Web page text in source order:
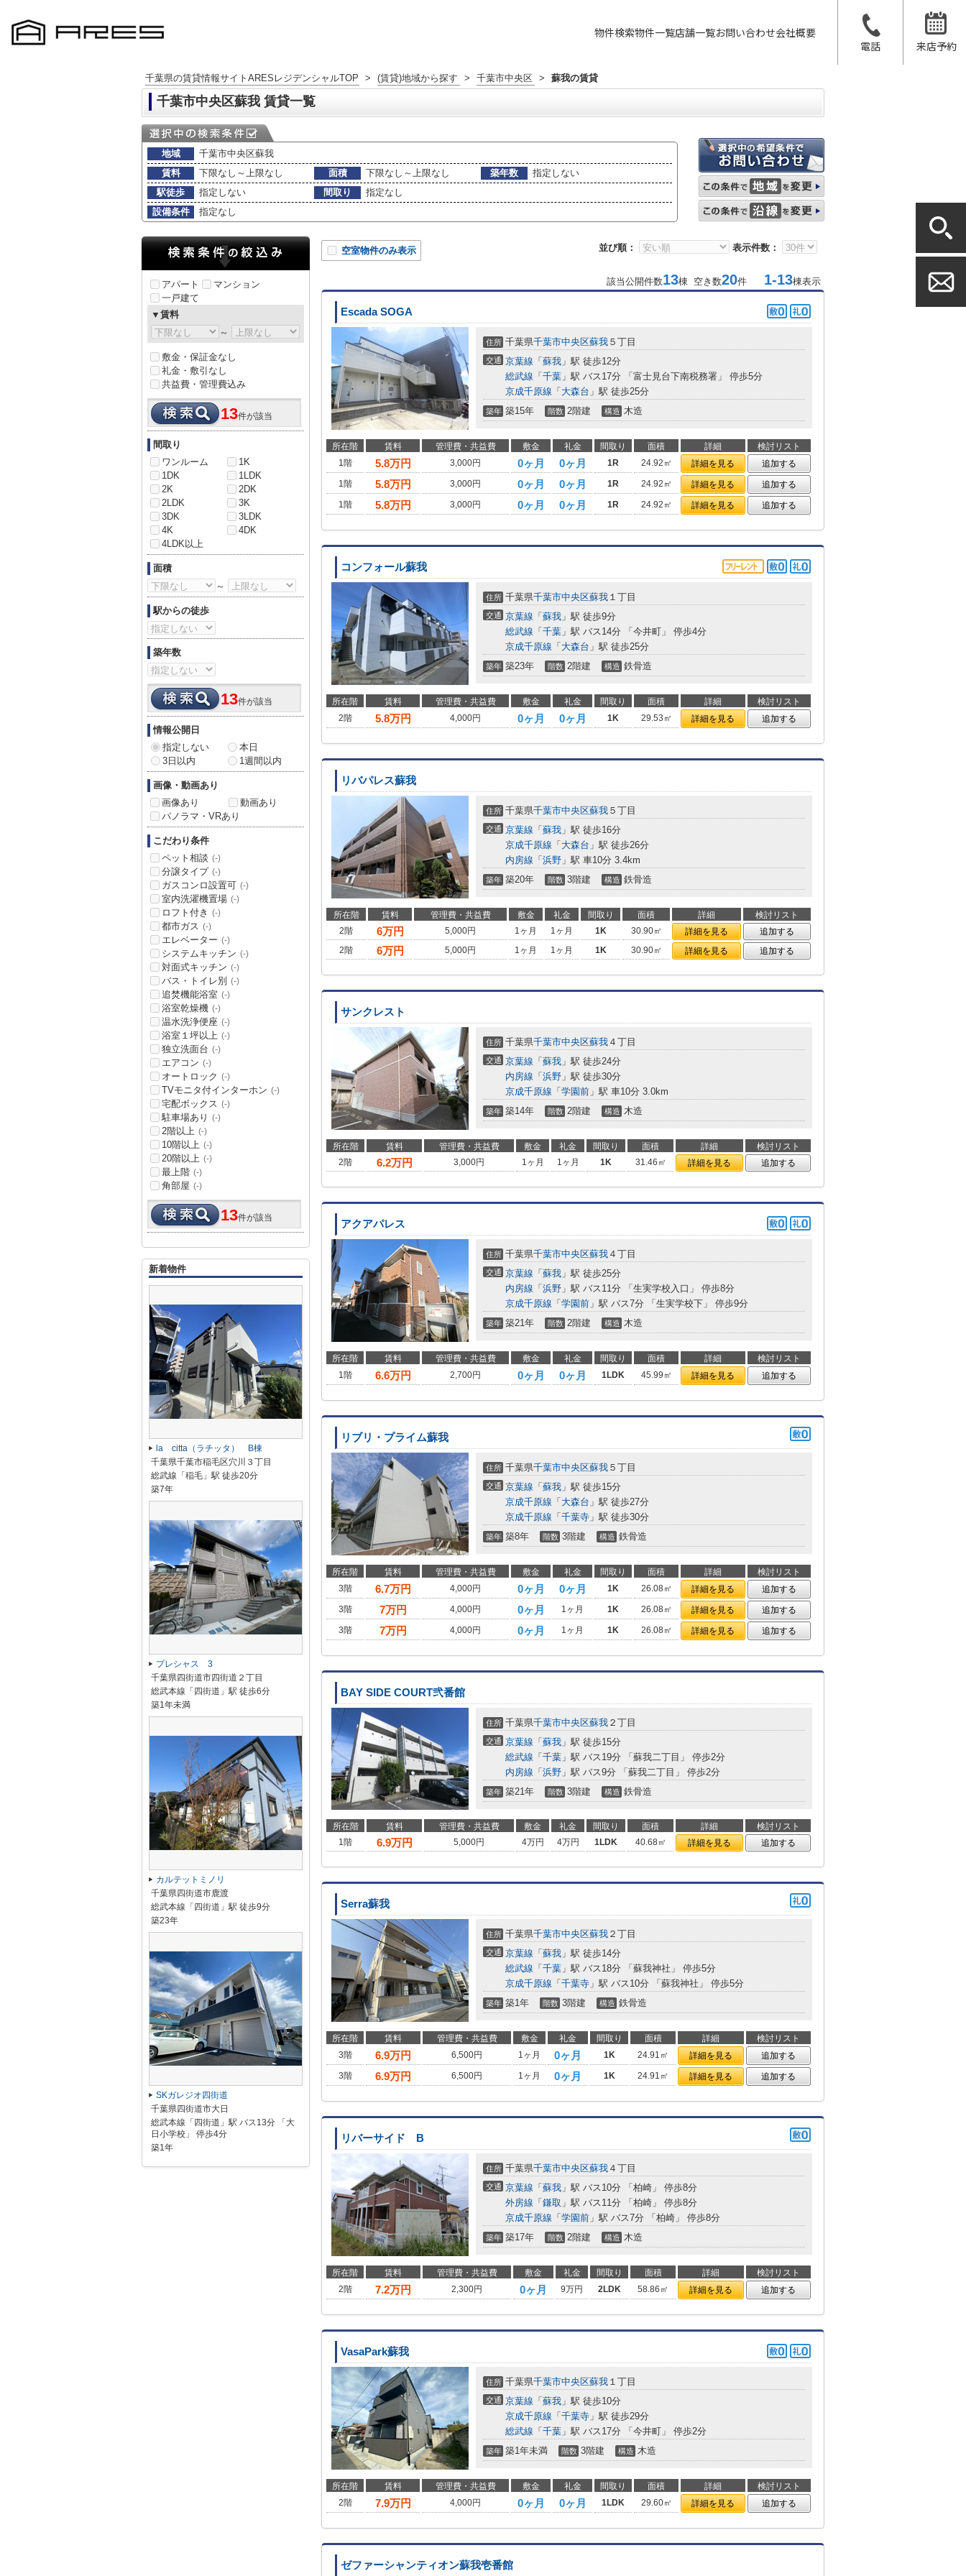
物件検索物件一覧店舗一覧お問い合わせ会社概要
電話
来店予約
千葉県の賃貸情報サイトARESレジデンシャルTOP > (賃貸)地域から探す > 千葉市中央区 > 蘇我の賃貸
千葉市中央区蘇我 賃貸一覧
地域
千葉市中央区蘇我
賃料
下限なし～上限なし 面積 下限なし～上限なし 築年数
指定しない
駅徒歩
指定しない 間取り
指定なし
設備条件
指定なし
並び順： 表示件数：
空室物件のみ表示
該当公開件数13棟 空き数20件 1-13棟表示
Escada SOGA
住所 千葉県千葉市中央区蘇我 ５丁目
交通 京葉線 「 蘇我 」駅 徒歩12分
総武線 「 千葉 」駅 バス17分 「富士見台下南税務署」 停歩5分
京成千原線 「 大森台 」駅 徒歩25分
築年 築15年 階数 2階建 構造 木造
所在階 賃料 管理費・共益費 敷金 礼金 間取り 面積 詳細
検討リスト
1階
5.8万円 3,000円 0ヶ月 0ヶ月 1R 24.92㎡ 詳細を見る
追加する
1階
5.8万円 3,000円 0ヶ月 0ヶ月 1R 24.92㎡ 詳細を見る
追加する
1階
5.8万円 3,000円 0ヶ月 0ヶ月 1R 24.92㎡ 詳細を見る 追加する
コンフォール蘇我
住所 千葉県千葉市中央区蘇我 １丁目
交通 京葉線 「 蘇我 」駅 徒歩9分
総武線 「 千葉 」駅 バス14分 「今井町」 停歩4分
京成千原線 「 大森台 」駅 徒歩25分
築年 築23年 階数 2階建 構造 鉄骨造
所在階 賃料 管理費・共益費 敷金 礼金 間取り 面積 詳細
検討リスト
2階
5.8万円 4,000円 0ヶ月 0ヶ月 1K 29.53㎡ 詳細を見る 追加する
リバパレス蘇我
住所 千葉県千葉市中央区蘇我 ５丁目
交通 京葉線 「 蘇我 」駅 徒歩16分
京成千原線 「 大森台 」駅 徒歩26分
内房線 「 浜野 」駅 車10分 3.4km
築年 築20年 階数 3階建 構造 鉄骨造
所在階 賃料 管理費・共益費 敷金 礼金 間取り 面積 詳細
検討リスト
2階
6万円 5,000円 1ヶ月 1ヶ月 1K 30.90㎡ 詳細を見る
追加する
2階
6万円 5,000円 1ヶ月 1ヶ月 1K 30.90㎡ 詳細を見る 追加する
サンクレスト
住所 千葉県千葉市中央区蘇我 ４丁目
交通 京葉線 「 蘇我 」駅 徒歩24分
内房線 「 浜野 」駅 徒歩30分
京成千原線 「 学園前 」駅 車10分 3.0km
築年 築14年 階数 2階建 構造 木造
所在階 賃料 管理費・共益費 敷金 礼金 間取り 面積 詳細
検討リスト
2階
6.2万円 3,000円 1ヶ月 1ヶ月 1K 31.46㎡ 詳細を見る 追加する
アクアパレス
住所 千葉県千葉市中央区蘇我 ４丁目
交通 京葉線 「 蘇我 」駅 徒歩25分
内房線 「 浜野 」駅 バス11分 「生実学校入口」 停歩8分
京成千原線 「 学園前 」駅 バス7分 「生実学校下」 停歩9分
築年 築21年 階数 2階建 構造 木造
所在階 賃料 管理費・共益費 敷金 礼金 間取り 面積 詳細
検討リスト
1階
6.6万円 2,700円 0ヶ月 0ヶ月 1LDK 45.99㎡ 詳細を見る 追加する
リブリ・プライム蘇我
住所 千葉県千葉市中央区蘇我 ５丁目
交通 京葉線 「 蘇我 」駅 徒歩15分
京成千原線 「 大森台 」駅 徒歩27分
京成千原線 「 千葉寺 」駅 徒歩30分
築年 築8年 階数 3階建 構造 鉄骨造
所在階 賃料 管理費・共益費 敷金 礼金 間取り 面積 詳細
検討リスト
3階
6.7万円 4,000円 0ヶ月 0ヶ月 1K 26.08㎡ 詳細を見る
追加する
3階
7万円 4,000円 0ヶ月 1ヶ月 1K 26.08㎡ 詳細を見る
追加する
3階
7万円 4,000円 0ヶ月 1ヶ月 1K 26.08㎡ 詳細を見る 追加する
BAY SIDE COURT弐番館
住所 千葉県千葉市中央区蘇我 ２丁目
交通 京葉線 「 蘇我 」駅 徒歩15分
総武線 「 千葉 」駅 バス19分 「蘇我二丁目」 停歩2分
内房線 「 浜野 」駅 バス9分 「蘇我二丁目」 停歩2分
築年 築21年 階数 3階建 構造 鉄骨造
所在階 賃料 管理費・共益費 敷金 礼金 間取り 面積 詳細
検討リスト
1階
6.9万円 5,000円 4万円 4万円 1LDK 40.68㎡ 詳細を見る 追加する
Serra蘇我
住所 千葉県千葉市中央区蘇我 ２丁目
交通 京葉線 「 蘇我 」駅 徒歩14分
総武線 「 千葉 」駅 バス18分 「蘇我神社」 停歩5分
京成千原線 「 千葉寺 」駅 バス10分 「蘇我神社」 停歩5分
築年 築1年 階数 3階建 構造 鉄骨造
所在階 賃料 管理費・共益費 敷金 礼金 間取り 面積 詳細
検討リスト
3階
6.9万円 6,500円 1ヶ月 0ヶ月 1K 24.91㎡ 詳細を見る
追加する
3階
6.9万円 6,500円 1ヶ月 0ヶ月 1K 24.91㎡ 詳細を見る 追加する
リバーサイド B
住所 千葉県千葉市中央区蘇我 ４丁目
交通 京葉線 「 蘇我 」駅 バス10分 「柏崎」 停歩8分
外房線 「 鎌取 」駅 バス11分 「柏崎」 停歩8分
京成千原線 「 学園前 」駅 バス7分 「柏崎」 停歩8分
築年 築17年 階数 2階建 構造 木造
所在階 賃料 管理費・共益費 敷金 礼金 間取り 面積 詳細
検討リスト
2階
7.2万円 2,300円 0ヶ月 9万円 2LDK 58.86㎡ 詳細を見る 追加する
VasaPark蘇我
住所 千葉県千葉市中央区蘇我 １丁目
交通 京葉線 「 蘇我 」駅 徒歩10分
京成千原線 「 千葉寺 」駅 徒歩29分
総武線 「 千葉 」駅 バス17分 「今井町」 停歩2分
築年 築1年未満 階数 3階建 構造 木造
所在階 賃料 管理費・共益費 敷金 礼金 間取り 面積 詳細
検討リスト
2階
7.9万円 4,000円 0ヶ月 0ヶ月 1LDK 29.60㎡ 詳細を見る 追加する
ゼファーシャンティオン蘇我壱番館
アパート
マンション
一戸建て
▼賃料
～
敷金・保証金なし
礼金・敷引なし
共益費・管理費込み
13件が該当
間取り
ワンルーム
1K
1DK
1LDK
2K
2DK
2LDK
3K
3DK
3LDK
4K
4DK
4LDK以上
面積
～
駅からの徒歩
築年数
13件が該当
情報公開日
指定しない
本日
3日以内
1週間以内
画像・動画あり
画像あり
動画あり
パノラマ・VRあり
こだわり条件
ペット相談 (-)
分譲タイプ (-)
ガスコンロ設置可 (-)
室内洗濯機置場 (-)
ロフト付き (-)
都市ガス (-)
エレベーター (-)
システムキッチン (-)
対面式キッチン (-)
バス・トイレ別 (-)
追焚機能浴室 (-)
浴室乾燥機 (-)
温水洗浄便座 (-)
浴室１坪以上 (-)
独立洗面台 (-)
エアコン (-)
オートロック (-)
TVモニタ付インターホン (-)
宅配ボックス (-)
駐車場あり (-)
2階以上 (-)
10階以上 (-)
20階以上 (-)
最上階 (-)
角部屋 (-)
13件が該当
新着物件
la citta（ラチッタ） B棟
千葉県千葉市稲毛区穴川３丁目
総武線「稲毛」駅 徒歩20分
築7年
プレシャス 3
千葉県四街道市四街道２丁目
総武本線「四街道」駅 徒歩6分
築1年未満
カルテットミノリ
千葉県四街道市鹿渡
総武本線「四街道」駅 徒歩9分
築23年
SKガレジオ四街道
千葉県四街道市大日
総武本線「四街道」駅 バス13分 「大
日小学校」 停歩4分
築1年